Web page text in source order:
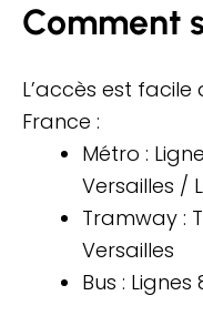
Comment
L’accès est
France :
Métro :
Versailles /
Tramway :
Versailles
Bus : Lignes